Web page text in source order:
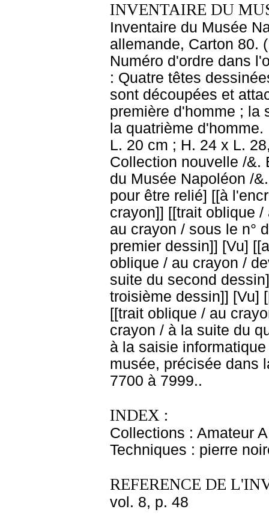
INVENTAIRE DU
Inventaire du Musée
allemande, Carton 80.
Numéro d'ordre dans
: Quatre têtes
sont découpées et
première d'homme ; la
la quatrième
L. 20 cm ; H. 24 x L.
Collection nouvelle /&.
du Musée Napoléon /
pour être relié] [[à
crayon]] [[trait oblique
au crayon / sous le n°
premier dessin]] [Vu]
oblique / au crayon /
suite du second
troisième dessin]] [Vu]
[[trait oblique / au
crayon / à la suite du
à la saisie
musée, précisée dans
7700 à 7999..
INDEX :
Collections : Amateur
Techniques : pierre
REFERENCE DE
vol. 8, p. 48